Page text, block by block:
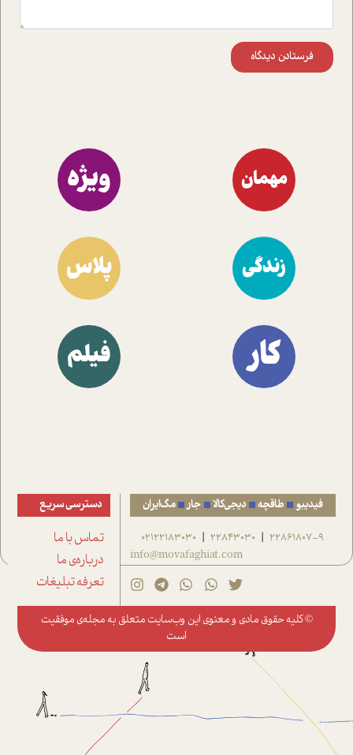
فرستادن دیدگاه
مهمان ویژه
زندگی پلاس
کار فیلم
فیدیبو طاقچه دیجی‌کالا جار مگ‌ایران
22861807-9
|
22843030
|
02122183030
info@movafaghiat.com
دسترسی سریع
تماس با ما
درباره‌ی ما
تعرفه تبلیغات
© کلیه حقوق مادی و معنوی این وب‌سایت متعلق به مجله‌ی موفقیت
است